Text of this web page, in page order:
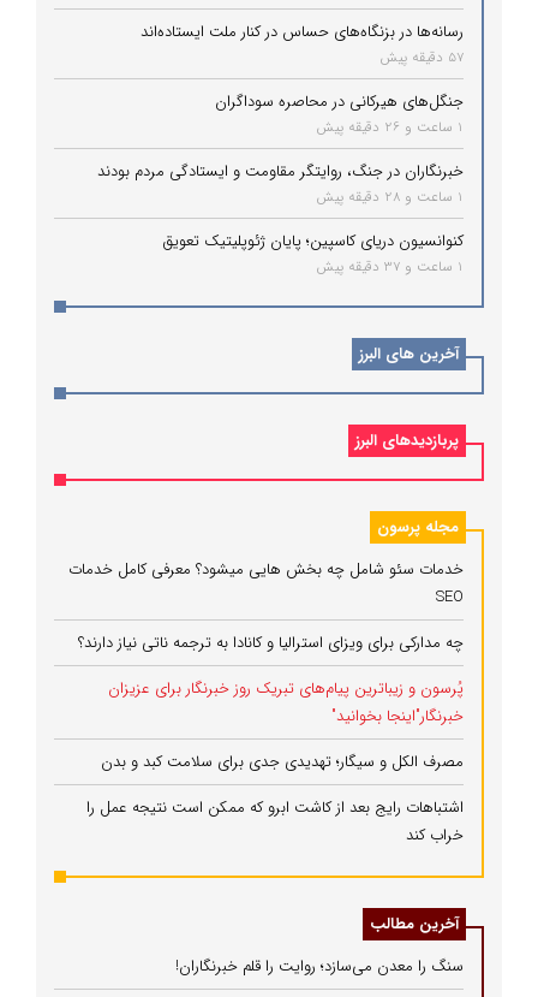
رسانه‌ها در بزنگاه‌های حساس در کنار ملت ایستاده‌اند
57 دقیقه پیش
جنگل‌های هیرکانی در محاصره سوداگران
1 ساعت و 26 دقیقه پیش
خبرنگاران در جنگ، روایتگر مقاومت و ایستادگی مردم بودند
1 ساعت و 28 دقیقه پیش
کنوانسیون دریای کاسپین؛ پایان ژئوپلیتیک تعویق
1 ساعت و 37 دقیقه پیش
آخرین های البرز
پربازدیدهای البرز
مجله پرسون
خدمات سئو شامل چه بخش هایی میشود؟ معرفی کامل خدمات
SEO
چه مدارکی برای ویزای استرالیا و کانادا به ترجمه ناتی نیاز دارند؟
پُرسون و زیباترین پیام‌های تبریک روز خبرنگار برای عزیزان
خبرنگار"اینجا بخوانید"
مصرف الکل و سیگار؛ تهدیدی جدی برای سلامت کبد و بدن
اشتباهات رایج بعد از کاشت ابرو که ممکن است نتیجه عمل را
خراب کند
آخرین مطالب
سنگ را معدن می‌سازد؛ روایت را قلم خبرنگاران!